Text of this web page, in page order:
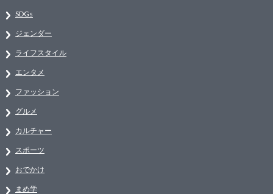
SDGs
ジェンダー
ライフスタイル
エンタメ
ファッション
グルメ
カルチャー
スポーツ
おでかけ
まめ学